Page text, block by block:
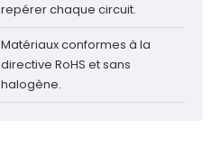
repérer chaque circuit.
Matériaux conformes à la
directive RoHS et sans
halogène.